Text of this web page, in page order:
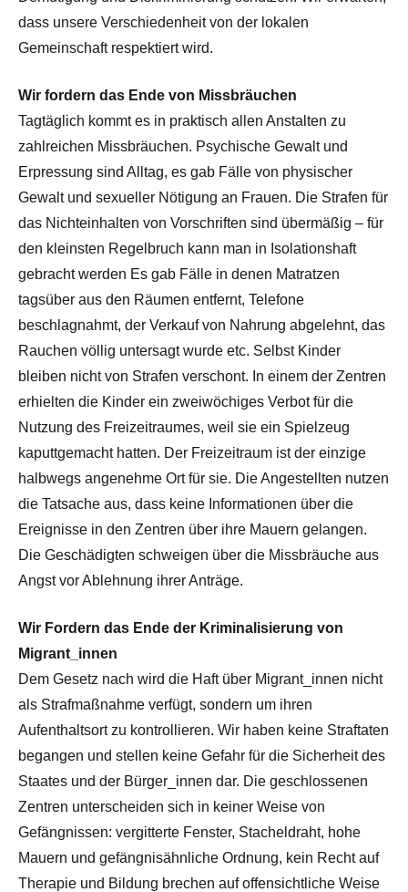
dass unsere Verschiedenheit von der lokalen
Gemeinschaft respektiert wird.
Wir fordern das Ende von Missbräuchen
Tagtäglich kommt es in praktisch allen Anstalten zu
zahlreichen Missbräuchen. Psychische Gewalt und
Erpressung sind Alltag, es gab Fälle von physischer
Gewalt und sexueller Nötigung an Frauen. Die Strafen für
das Nichteinhalten von Vorschriften sind übermäßig – für
den kleinsten Regelbruch kann man in Isolationshaft
gebracht werden Es gab Fälle in denen Matratzen
tagsüber aus den Räumen entfernt, Telefone
beschlagnahmt, der Verkauf von Nahrung abgelehnt, das
Rauchen völlig untersagt wurde etc. Selbst Kinder
bleiben nicht von Strafen verschont. In einem der Zentren
erhielten die Kinder ein zweiwöchiges Verbot für die
Nutzung des Freizeitraumes, weil sie ein Spielzeug
kaputtgemacht hatten. Der Freizeitraum ist der einzige
halbwegs angenehme Ort für sie. Die Angestellten nutzen
die Tatsache aus, dass keine Informationen über die
Ereignisse in den Zentren über ihre Mauern gelangen.
Die Geschädigten schweigen über die Missbräuche aus
Angst vor Ablehnung ihrer Anträge.
Wir Fordern das Ende der Kriminalisierung von
Migrant_innen
Dem Gesetz nach wird die Haft über Migrant_innen nicht
als Strafmaßnahme verfügt, sondern um ihren
Aufenthaltsort zu kontrollieren. Wir haben keine Straftaten
begangen und stellen keine Gefahr für die Sicherheit des
Staates und der Bürger_innen dar. Die geschlossenen
Zentren unterscheiden sich in keiner Weise von
Gefängnissen: vergitterte Fenster, Stacheldraht, hohe
Mauern und gefängnisähnliche Ordnung, kein Recht auf
Therapie und Bildung brechen auf offensichtliche Weise